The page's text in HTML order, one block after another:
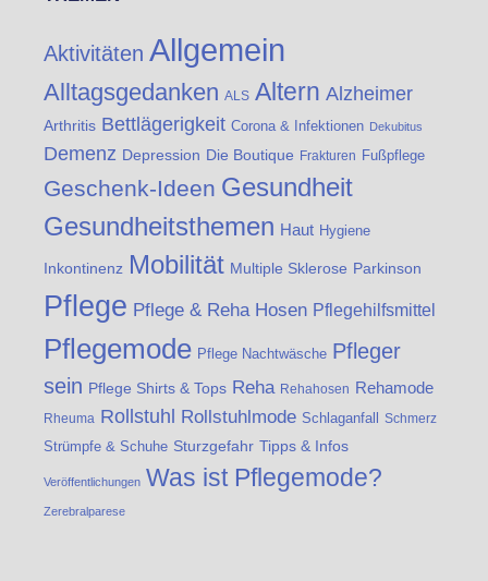
Aktivitäten Allgemein
Alltagsgedanken ALS Altern Alzheimer
Arthritis Bettlägerigkeit Corona & Infektionen Dekubitus
Demenz Depression Die Boutique Frakturen Fußpflege
Geschenk-Ideen Gesundheit
Gesundheitsthemen Haut Hygiene
Inkontinenz Mobilität Multiple Sklerose Parkinson
Pflege Pflege & Reha Hosen Pflegehilfsmittel
Pflegemode Pflege Nachtwäsche Pfleger
sein Pflege Shirts & Tops Reha Rehahosen Rehamode
Rheuma Rollstuhl Rollstuhlmode Schlaganfall Schmerz
Strümpfe & Schuhe Sturzgefahr Tipps & Infos
Veröffentlichungen Was ist Pflegemode?
Zerebralparese